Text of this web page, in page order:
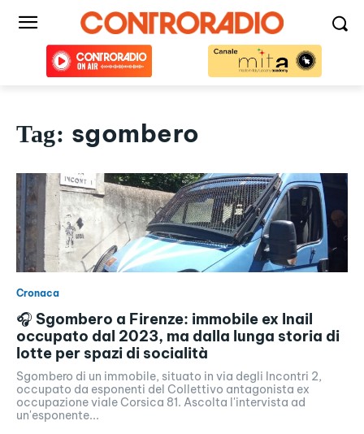
Tag: sgombero
Cronaca
🎧 Sgombero a Firenze: immobile ex Inail
occupato dal 2023, ma dalla lunga storia di
lotte per spazi di socialità
Sgombero di un immobile, situato in via degli Incontri 2,
occupato da esponenti del Collettivo antagonista ex
occupazione viale Corsica 81. Ascolta l'intervista ad
un'esponente...